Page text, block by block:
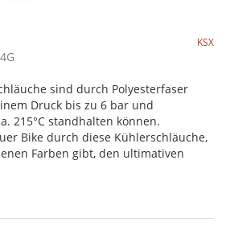
KSX
sind durch Polyesterfaser
Druck bis zu 6 bar und
215°C standhalten können.
Bike durch diese Kühlerschläuche,
Farben gibt, den ultimativen